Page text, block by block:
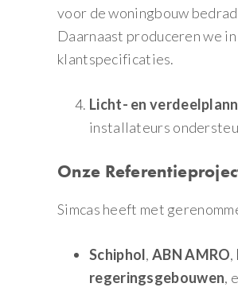
voor de woningbouw
Daarnaast produceren we
klantspecificaties.
Licht- en
installateurs
Onze
Simcas heeft met
Schiphol,ABN AMRO,
regeringsgebouwen,